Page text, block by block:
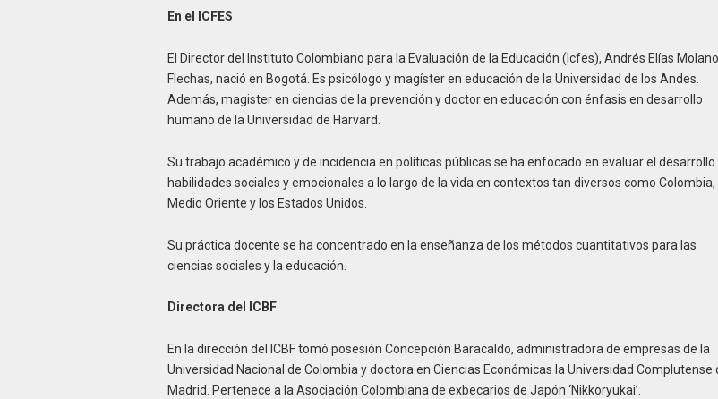
En el ICFES
El Director del Instituto Colombiano para la Evaluación de la Educación (Icfes), Andrés Elías Molano
Flechas, nació en Bogotá. Es psicólogo y magíster en educación de la Universidad de los Andes.
Además, magister en ciencias de la prevención y doctor en educación con énfasis en desarrollo
humano de la Universidad de Harvard.
Su trabajo académico y de incidencia en políticas públicas se ha enfocado en evaluar el desarrollo
habilidades sociales y emocionales a lo largo de la vida en contextos tan diversos como Colombia,
Medio Oriente y los Estados Unidos.
Su práctica docente se ha concentrado en la enseñanza de los métodos cuantitativos para las
ciencias sociales y la educación.
Directora del ICBF
En la dirección del ICBF tomó posesión Concepción Baracaldo, administradora de empresas de la
Universidad Nacional de Colombia y doctora en Ciencias Económicas la Universidad Complutense
Madrid. Pertenece a la Asociación Colombiana de exbecarios de Japón ‘Nikkoryukai’.